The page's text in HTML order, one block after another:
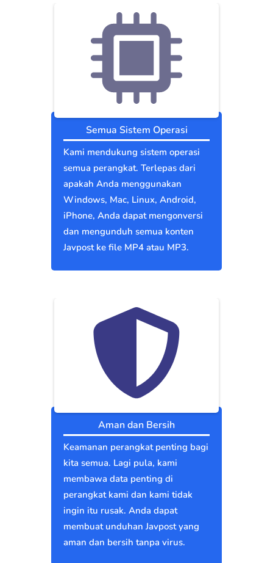
Semua Sistem Operasi
Kami mendukung sistem operasi
semua perangkat. Terlepas dari
apakah Anda menggunakan
Windows, Mac, Linux, Android,
iPhone, Anda dapat mengonversi
dan mengunduh semua konten
Javpost ke file MP4 atau MP3.
Aman dan Bersih
Keamanan perangkat penting bagi
kita semua. Lagi pula, kami
membawa data penting di
perangkat kami dan kami tidak
ingin itu rusak. Anda dapat
membuat unduhan Javpost yang
aman dan bersih tanpa virus.